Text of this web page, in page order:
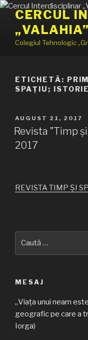
Sari
conținut
CERCUL
„VALAHIA”
Colegiul Tehnologic
ETICHETĂ:
SPAȚIU;
PUBLICAT
PE
AUGUST 21, 2017
Revista ”Timp
2017
REVISTA TIMP ȘI
MESAJ
„Viața unui neam
geografic pe care a
Iorga)